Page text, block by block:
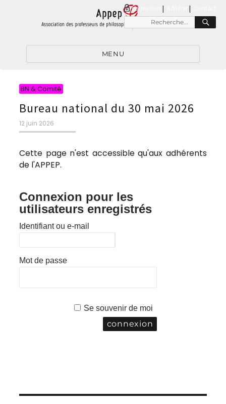
connexion |
Recherche
pour
MENU
BN & Comité
Bureau national du 30 mai 2026
Publié
le
12 juin 2026
Cette page n'est accessible qu'aux adhérents
de l'APPEP.
Connexion pour les
utilisateurs enregistrés
Identifiant ou e-mail
Mot de passe
Se souvenir de moi